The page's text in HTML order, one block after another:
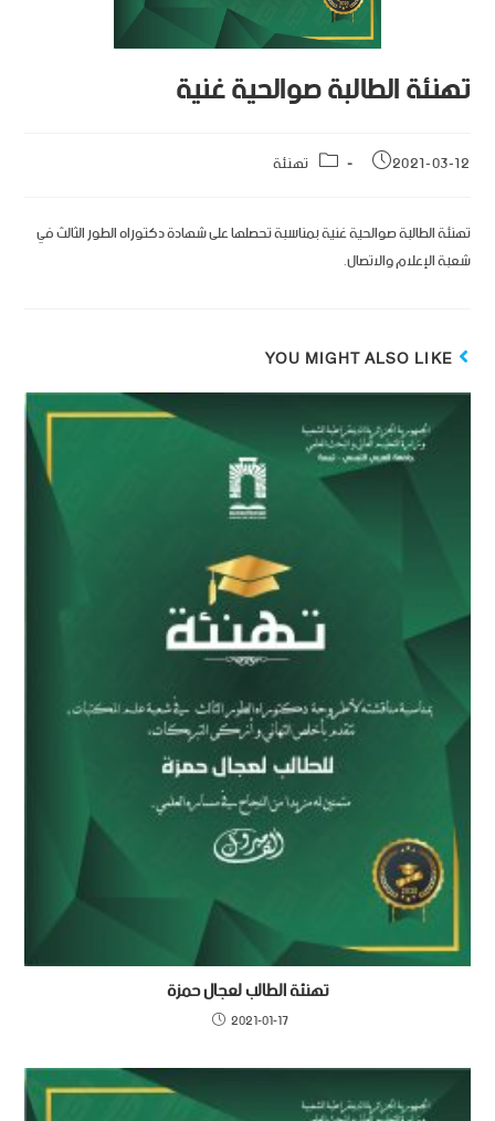
تهنئة الطالبة صوالحية غنية
2021-03-12
تهنئة
تهنئة الطالبة صوالحية غنية بمناسبة تحصلها على شهادة دكتوراه الطور الثالث في
شعبة الإعلام والاتصال.
YOU MIGHT ALSO LIKE
تهنئة الطالب لعجال حمزة
2021-01-17